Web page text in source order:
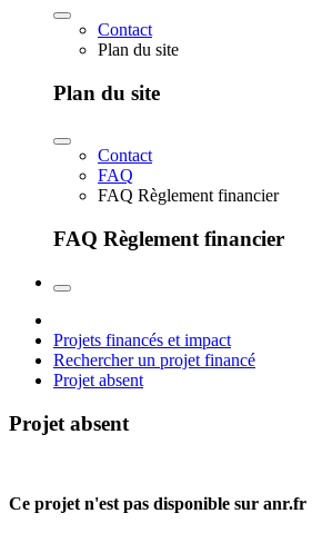
Contact
Plan du site
Plan du site
Contact
FAQ
FAQ Règlement financier
FAQ Règlement financier
Projets financés et impact
Rechercher un projet financé
Projet absent
Projet absent
Ce projet n'est pas disponible sur anr.fr